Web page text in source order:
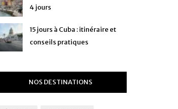
4 jours
15 jours à Cuba : itinéraire et
conseils pratiques
NOS DESTINATIONS